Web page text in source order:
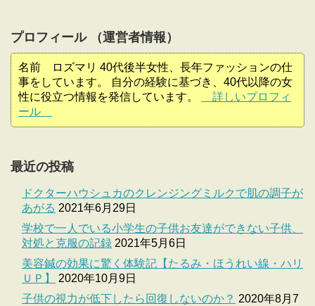
プロフィール （運営者情報）
名前 ロズマリ 40代後半女性、長年ファッションの仕
事をしています。 自分の経験に基づき、40代以降の女
性に役立つ情報を発信しています。
詳しいプロフィ
ール
最近の投稿
ドクターハウシュカのクレンジングミルクで肌の調子が
あがる 2021年6月29日
学校で一人でいる小学生の子供お友達ができない子供、
対処と克服の記録 2021年5月6日
美容鍼の効果に驚く体験記【たるみ・ほうれい線・ハリ
ＵＰ】
2020年10月9日
子供の視力が低下したら回復しないのか？ 2020年8月7